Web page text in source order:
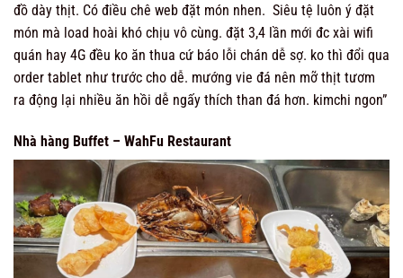
đồ dày thịt. Có điều chê web đặt món nhen. Siêu tệ luôn ý đặt
món mà load hoài khó chịu vô cùng. đặt 3,4 lần mới đc xài wifi
quán hay 4G đều ko ăn thua cứ báo lỗi chán dễ sợ. ko thì đổi qua
order tablet như trước cho dễ. mướng vie đá nên mỡ thịt tươm
ra động lại nhiều ăn hồi dễ ngấy thích than đá hơn. kimchi ngon”
Nhà hàng Buffet – WahFu Restaurant